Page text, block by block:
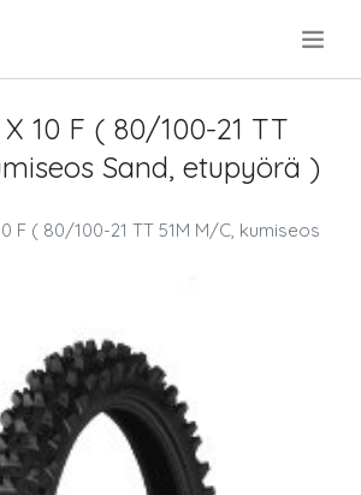
10 F ( 80/100-21 TT
Sand, etupyörä )
F ( 80/100-21 TT 51M M/C, kumiseos